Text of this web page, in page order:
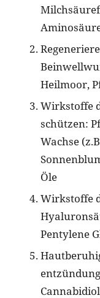
Heilmoor,
Wirkstoffe
schützen:
Wachse
Öle
Wirkstoffe
Pentylene